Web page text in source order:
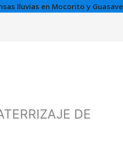
lluvias en Mocorito y Guasave
DE